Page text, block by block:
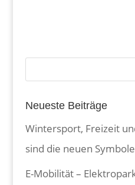
Neueste Beiträge
Wintersport, Freizeit
sind die neuen
E-Mobilität –